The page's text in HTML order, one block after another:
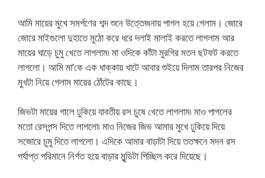
আমি মায়ের মুখে সমর্পণের শব্দ শুনে উত্তেজনায় পাগল হয়ে গেলাম। জোরে
জোরে মাইগুলো দুহাতে মুঠো করে ধরে দলাই মালাই করতে লাগলাম আর
মায়ের ঘাড়ে চুমু খেতে লাগলাম৷ মা ওদিকে কাঁটা মুরগির মতন ছটফট করতে
লাগলো। আমি মা’কে এক ধাক্কায় খাটে আবার শুইয়ে দিলাম তারপর নিজের
মুখটা নিয়ে গেলাম মায়ের ঠোঁটের কাছে।
জিভটা মায়ের গালে ঢুকিয়ে যাবতীয় রস চুষে খেতে লাগলাম৷ মাও পাগলের
মতো রেসপন্স দিতে লাগলো৷ মাও নিজের জিভ আমার মুখে ঢুকিয়ে দিয়ে
সজোরে চুমু দিতে লাগলো। এদিকে আমার বাড়াটা দিয়ে ততক্ষনে মদন রস
পর্যাপ্ত পরিমানে নির্গত হয়ে বাড়ার মুন্ডিটা পিচ্ছিল করে দিয়েছে।